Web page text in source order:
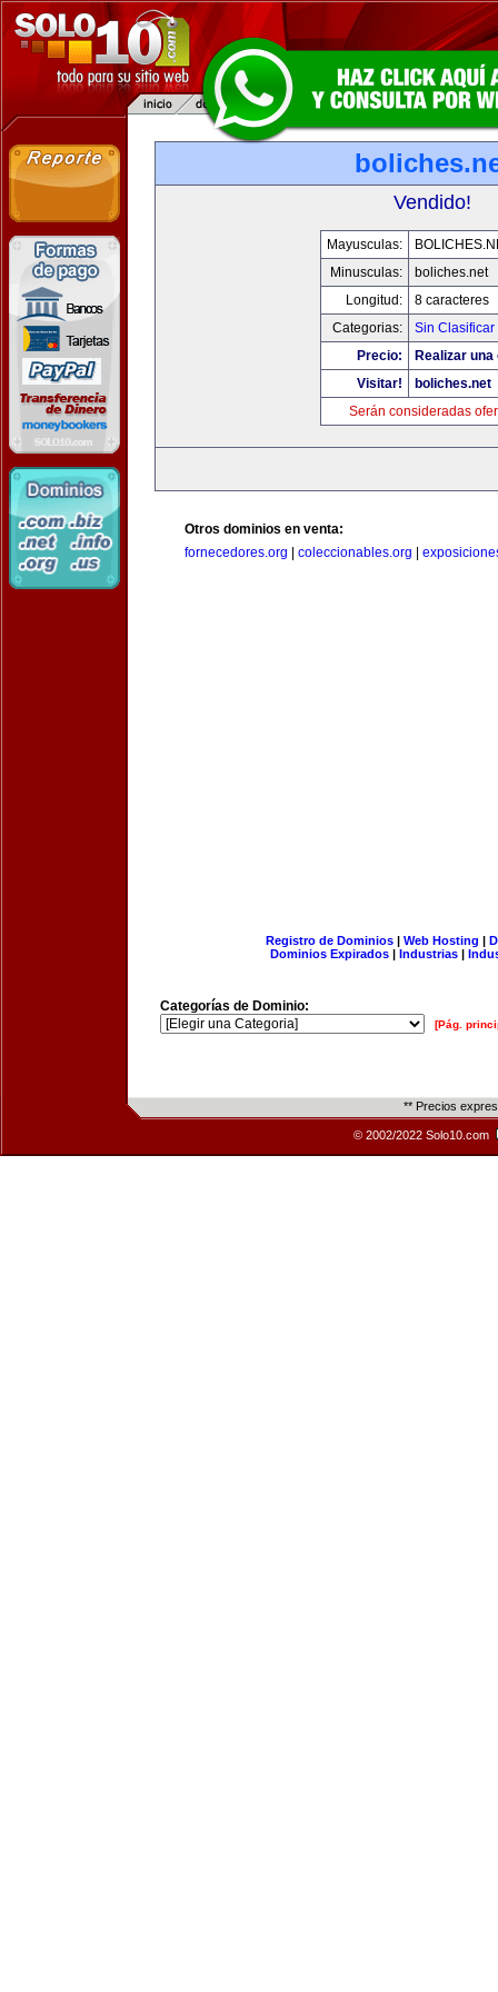
Vendido!
Mayusculas:
Minusculas:
boliches.net
Longitud:
8 caracteres
Categorias:
Sin Clasificar
Precio:
Realizar
Visitar!
boliches.net
Serán consideradas
Otros dominios en venta:
fornecedores.org
coleccionables.org
Registro de Dominios| Web Hosting |
Dominios Expirados | Industrias |
Categorías de Dominio:
[Pág.
** Precios
© 2002/2022 Solo10.com